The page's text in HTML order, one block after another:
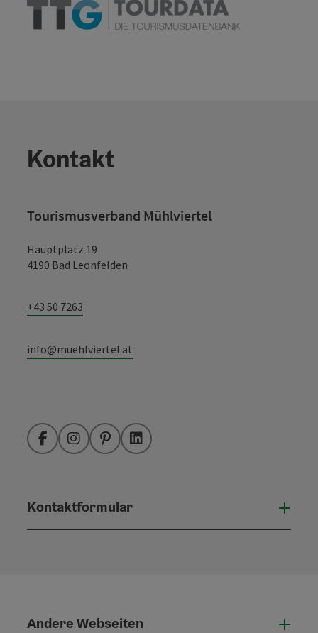
Kontakt
Tourismusverband Mühlviertel
Hauptplatz 19
4190 Bad Leonfelden
+43 50 7263
info@muehlviertel.at
FacebookInstagramPinterestLinkedIn
Kontaktformular
Andere Webseiten